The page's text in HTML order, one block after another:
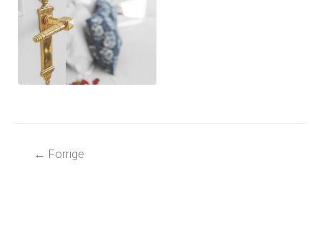
← Forrige